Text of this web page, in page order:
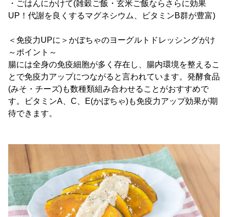
・ごはんにかけて(雑穀ご飯・玄米ご飯ならさらに効果
UP！代謝を良くするマグネシウム、ビタミンB群が豊富)
＜免疫力UPに＞かぼちゃのヨーグルトドレッシングがけ
～ポイント～
腸には全身の免疫細胞が多く存在し、腸内環境を整えるこ
とで免疫力アップにつながると言われています。発酵食品
(みそ・チーズ)も数種類組み合わせることがおすすめで
す。ビタミンA、C、E(かぼちゃ)も免疫力アップ効果が期
待できます。